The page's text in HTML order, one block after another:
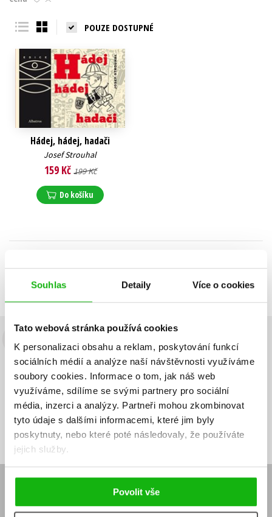
Souhlas Detaily Více o cookies
Tato webová stránka používá cookies
K personalizaci obsahu a reklam, poskytování funkcí
sociálních médií a analýze naší návštěvnosti využíváme
soubory cookies. Informace o tom, jak náš web
využíváme, sdílíme se svými partnery pro sociální
média, inzerci a analýzy. Partneři mohou zkombinovat
tyto údaje s dalšími informacemi, které jim byly
poskytnuty, nebo které poté následovaly, že používáte
jejich služby.
Povolit vše
Young adult (SK)
POUZE DOSTUPNÉ
Hádej, hádej, hadači
Josef Strouhal
159 Kč 199 Kč
Do košíku
Předchozí 1
Budete to vědět jako první!
Zajímá Vás, jaký knižní hit právě vychází, na jaké zboží je výhodná
sleva, jaká běží soutěž o ceny? Přihlášením k odběru našich e-
mailových novineksouhlasíte se zpracováním osobních údajů
Vaše e-
mailová
adresa
Vaše e-
mailová
adresa
Vaše e-mailová adresa Přihlásit se
Aktuality
Knižní novinky